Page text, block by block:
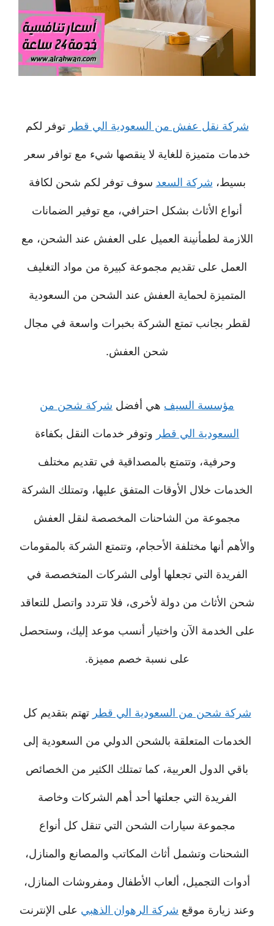
شركة نقل عفش من السعودية الي قطر توفر لكم
خدمات متميزة للغاية لا ينقصها شيء مع توافر سعر
بسيط، شركة السعد سوف توفر لكم شحن لكافة
أنواع الأثاث بشكل احترافي، مع توفير الضمانات
اللازمة لطمأنينة العميل على العفش عند الشحن، مع
العمل على تقديم مجموعة كبيرة من مواد التغليف
المتميزة لحماية العفش عند الشحن من السعودية
لقطر بجانب تمتع الشركة بخبرات واسعة في مجال
شحن العفش.
مؤسسة السيف هي أفضل شركة شحن من
السعودية الي قطر وتوفر خدمات النقل بكفاءة
وحرفية، وتتمتع بالمصداقية في تقديم مختلف
الخدمات خلال الأوقات المتفق عليها، وتمتلك الشركة
مجموعة من الشاحنات المخصصة لنقل العفش
والأهم أنها مختلفة الأحجام، وتتمتع الشركة بالمقومات
الفريدة التي تجعلها أولى الشركات المتخصصة في
شحن الأثاث من دولة لأخرى، فلا تتردد واتصل للتعاقد
على الخدمة الآن واختيار أنسب موعد إليك، وستحصل
على نسبة خصم مميزة.
شركة شحن من السعودية الي قطر تهتم بتقديم كل
الخدمات المتعلقة بالشحن الدولي من السعودية إلى
باقي الدول العربية، كما تمتلك الكثير من الخصائص
الفريدة التي جعلتها أحد أهم الشركات وخاصة
مجموعة سيارات الشحن التي تنقل كل أنواع
الشحنات وتشمل أثاث المكاتب والمصانع والمنازل،
أدوات التجميل، ألعاب الأطفال ومفروشات المنازل،
وعند زيارة موقع شركة الرهوان الذهبي على الإنترنت